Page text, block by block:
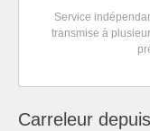
Service
transmise à
Carreleur